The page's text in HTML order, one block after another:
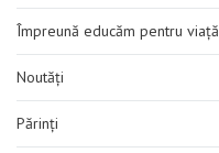
Împreună educăm pentru viață
Noutăți
Părinți